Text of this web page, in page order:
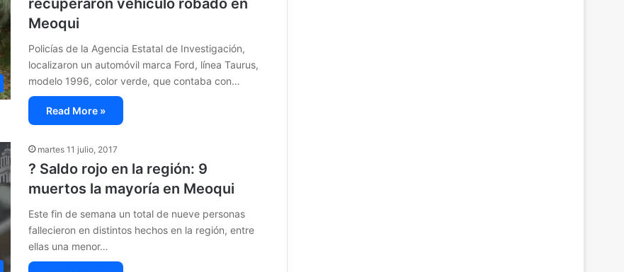
recuperaron vehículo robado en
Meoqui
Policías de la Agencia Estatal de Investigación,
localizaron un automóvil marca Ford, línea Taurus,
modelo 1996, color verde, que contaba con…
Read More »
martes 11 julio, 2017
? Saldo rojo en la región: 9
muertos la mayoría en Meoqui
Este fin de semana un total de nueve personas
fallecieron en distintos hechos en la región, entre
ellas una menor…